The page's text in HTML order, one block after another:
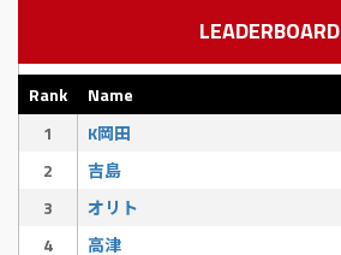
LEADERBOARD
Rank Name
1
K岡田
2
吉島
3
オリト
4
高津